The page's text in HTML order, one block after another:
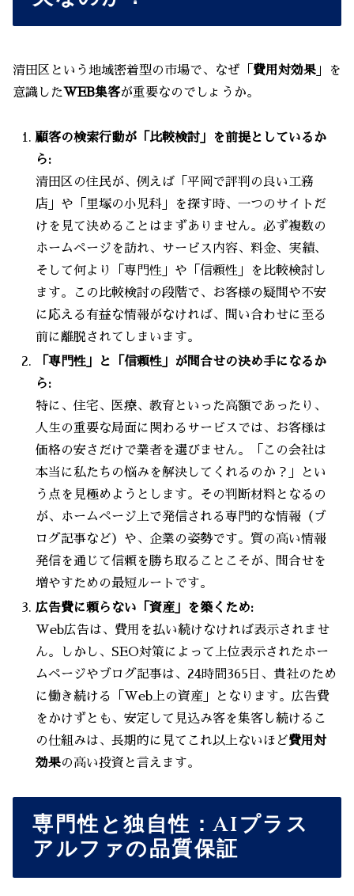
清田区という地域密着型の市場で、なぜ「 費用対効果 」を
意識した WEB集客が重要なのでしょうか。
顧客の検索行動が「比較検討」を前提としているか
ら:
清田区の住民が、例えば「平岡で評判の良い工務
店」や「里塚の小児科」を探す時、一つのサイトだ
けを見て決めることはまずありません。必ず複数の
ホームページを訪れ、サービス内容、料金、実績、
そして何より「専門性」や「信頼性」を比較検討し
ます。この比較検討の段階で、お客様の疑問や不安
に応える有益な情報がなければ、問い合わせに至る
前に離脱されてしまいます。
「専門性」と「信頼性」が問合せの決め手になるか
ら:
特に、住宅、医療、教育といった高額であったり、
人生の重要な局面に関わるサービスでは、お客様は
価格の安さだけで業者を選びません。「この会社は
本当に私たちの悩みを解決してくれるのか？」とい
う点を見極めようとします。その判断材料となるの
が、ホームページ上で発信される専門的な情報（ブ
ログ記事など）や、企業の姿勢です。質の高い情報
発信を通じて信頼を勝ち取ることこそが、問合せを
増やすための最短ルートです。
広告費に頼らない「資産」を築くため:
Web広告は、費用を払い続けなければ表示されませ
ん。しかし、SEO対策によって上位表示されたホー
ムページやブログ記事は、24時間365日、貴社のため
に働き続ける「Web上の資産」となります。広告費
をかけずとも、安定して見込み客を集客し続けるこ
の仕組みは、長期的に見てこれ以上ないほど費用対
効果の高い投資と言えます。
専門性と独自性：AIプラス
アルファの品質保証